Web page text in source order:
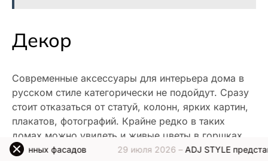
Декор
Современные аксессуары для интерьера дома в
русском стиле категорически не подойдут. Сразу
стоит отказаться от статуй, колонн, ярких картин,
плакатов, фотографий. Крайне редко в таких
домах можно увидеть и живые цветы в горшках,
кадках. Вместо них выбираются сухоцветы в
29 июля 2026 –ADJ STYLE представляет новую